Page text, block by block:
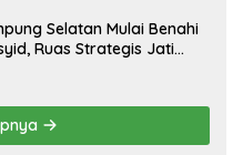
Selatan Mulai Benahi
Ruas Strategis Jati